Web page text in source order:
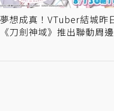
夢想成真！VTuber結城昨
《刀劍神域》推出聯動周邊